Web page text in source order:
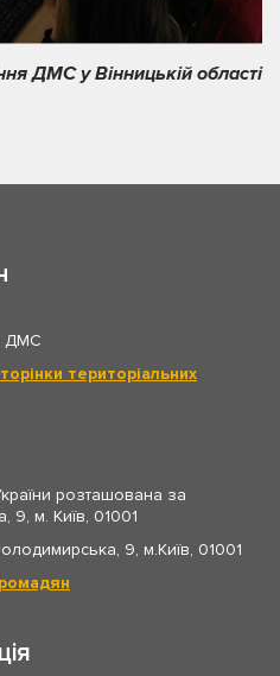
ДМС у Вінницькій області
ДМС
територіальних
розташована за
9, м. Київ, 01001
9, м.Київ, 01001